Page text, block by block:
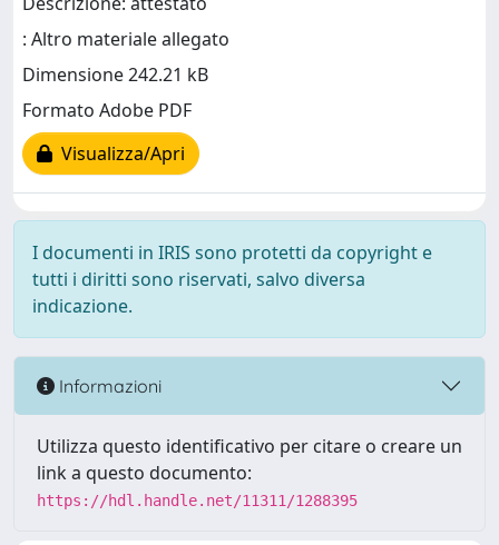
: Altro materiale allegato
Dimensione 242.21 kB
Formato Adobe PDF
Visualizza/Apri
I documenti in IRIS sono protetti da copyright e
tutti i diritti sono riservati, salvo diversa
indicazione.
Informazioni
Utilizza questo identificativo per citare o creare un
link a questo documento:
https://hdl.handle.net/11311/1288395